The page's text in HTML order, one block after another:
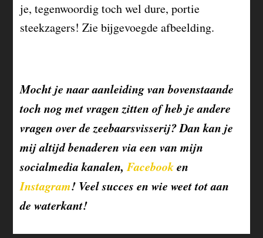
je, tegenwoordig toch wel dure, portie
steekzagers! Zie bijgevoegde afbeelding.
Mocht je naar aanleiding van bovenstaande
toch nog met vragen zitten of heb je andere
vragen over de zeebaarsvisserij? Dan kan je
mij altijd benaderen via een van mijn
socialmedia kanalen,Facebooken
Instagram! Veel succes en wie weet tot aan
de waterkant!